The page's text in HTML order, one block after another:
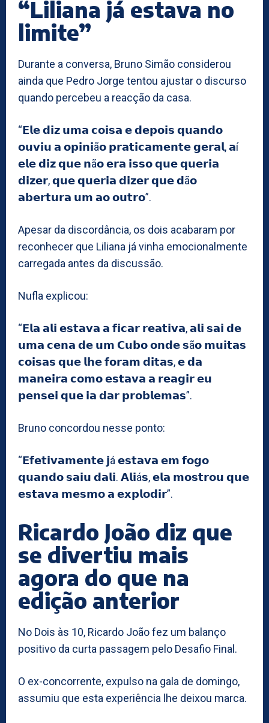
“Liliana já estava no
limite”
Durante a conversa, Bruno Simão considerou
ainda que Pedro Jorge tentou ajustar o discurso
quando percebeu a reacção da casa.
“𝗘𝗹𝗲 𝗱𝗶𝘇 𝘂𝗺𝗮 𝗰𝗼𝗶𝘀𝗮 𝗲 𝗱𝗲𝗽𝗼𝗶𝘀 𝗾𝘂𝗮𝗻𝗱𝗼
𝗼𝘂𝘃𝗶𝘂 𝗮 𝗼𝗽𝗶𝗻𝗶ã𝗼 𝗽𝗿𝗮𝘁𝗶𝗰𝗮𝗺𝗲𝗻𝘁𝗲 𝗴𝗲𝗿𝗮𝗹, 𝗮í
𝗲𝗹𝗲 𝗱𝗶𝘇 𝗾𝘂𝗲 𝗻ã𝗼 𝗲𝗿𝗮 𝗶𝘀𝘀𝗼 𝗾𝘂𝗲 𝗾𝘂𝗲𝗿𝗶𝗮
𝗱𝗶𝘇𝗲𝗿, 𝗾𝘂𝗲 𝗾𝘂𝗲𝗿𝗶𝗮 𝗱𝗶𝘇𝗲𝗿 𝗾𝘂𝗲 𝗱ã𝗼
𝗮𝗯𝗲𝗿𝘁𝘂𝗿𝗮 𝘂𝗺 𝗮𝗼 𝗼𝘂𝘁𝗿𝗼”.
Apesar da discordância, os dois acabaram por
reconhecer que Liliana já vinha emocionalmente
carregada antes da discussão.
Nufla explicou:
“𝗘𝗹𝗮 𝗮𝗹𝗶 𝗲𝘀𝘁𝗮𝘃𝗮 𝗮 𝗳𝗶𝗰𝗮𝗿 𝗿𝗲𝗮𝘁𝗶𝘃𝗮, 𝗮𝗹𝗶 𝘀𝗮𝗶 𝗱𝗲
𝘂𝗺𝗮 𝗰𝗲𝗻𝗮 𝗱𝗲 𝘂𝗺 𝗖𝘂𝗯𝗼 𝗼𝗻𝗱𝗲 𝘀ã𝗼 𝗺𝘂𝗶𝘁𝗮𝘀
𝗰𝗼𝗶𝘀𝗮𝘀 𝗾𝘂𝗲 𝗹𝗵𝗲 𝗳𝗼𝗿𝗮𝗺 𝗱𝗶𝘁𝗮𝘀, 𝗲 𝗱𝗮
𝗺𝗮𝗻𝗲𝗶𝗿𝗮 𝗰𝗼𝗺𝗼 𝗲𝘀𝘁𝗮𝘃𝗮 𝗮 𝗿𝗲𝗮𝗴𝗶𝗿 𝗲𝘂
𝗽𝗲𝗻𝘀𝗲𝗶 𝗾𝘂𝗲 𝗶𝗮 𝗱𝗮𝗿 𝗽𝗿𝗼𝗯𝗹𝗲𝗺𝗮𝘀”.
Bruno concordou nesse ponto:
“𝗘𝗳𝗲𝘁𝗶𝘃𝗮𝗺𝗲𝗻𝘁𝗲 𝗷á 𝗲𝘀𝘁𝗮𝘃𝗮 𝗲𝗺 𝗳𝗼𝗴𝗼
𝗾𝘂𝗮𝗻𝗱𝗼 𝘀𝗮𝗶𝘂 𝗱𝗮𝗹𝗶. 𝗔𝗹𝗶á𝘀, 𝗲𝗹𝗮 𝗺𝗼𝘀𝘁𝗿𝗼𝘂 𝗾𝘂𝗲
𝗲𝘀𝘁𝗮𝘃𝗮 𝗺𝗲𝘀𝗺𝗼 𝗮 𝗲𝘅𝗽𝗹𝗼𝗱𝗶𝗿”.
Ricardo João diz que
se divertiu mais
agora do que na
edição anterior
No Dois às 10, Ricardo João fez um balanço
positivo da curta passagem pelo Desafio Final.
O ex-concorrente, expulso na gala de domingo,
assumiu que esta experiência lhe deixou marca.